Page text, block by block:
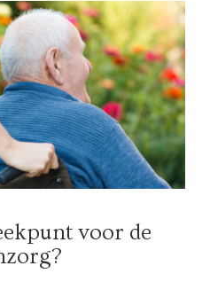
voor de